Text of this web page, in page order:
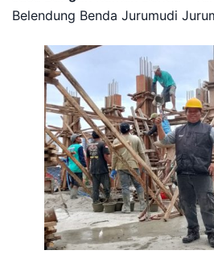
Belendung Benda Jurumudi